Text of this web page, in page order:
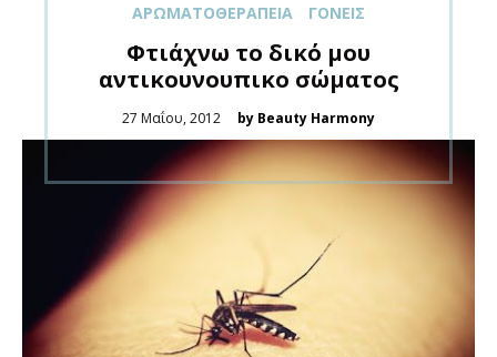
ΑΡΩΜΑΤΟΘΕΡΑΠΕΊΑ ΓΟΝΕΊΣ
Φτιάχνω το δικό μου
αντικουνουπικο σώματος
Posted
27 Μαΐου, 2012 by Beauty Harmony